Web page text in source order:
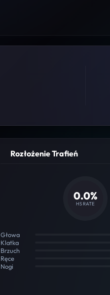
Rozłożenie Trafień
0.0%
HS RATE
Głowa
Klatka
Brzuch
Ręce
Nogi